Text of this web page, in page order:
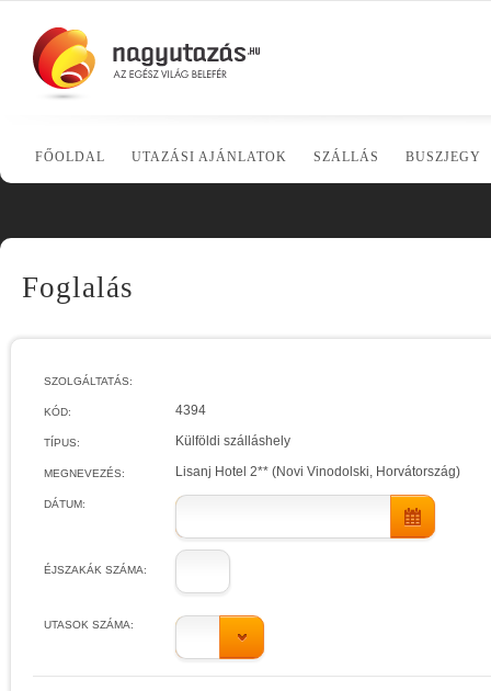
FŐOLDAL UTAZÁSI AJÁNLATOK SZÁLLÁS BUSZJEGY
Foglalás
SZOLGÁLTATÁS:
KÓD: 4394
TÍPUS: Külföldi szálláshely
MEGNEVEZÉS: Lisanj Hotel 2** (Novi Vinodolski, Horvátország)
DÁTUM:
ÉJSZAKÁK SZÁMA:
UTASOK SZÁMA: